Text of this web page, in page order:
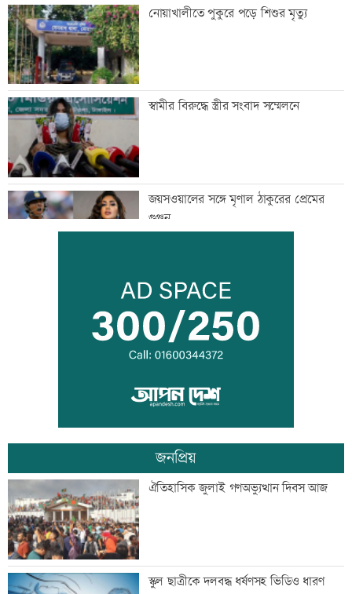
নোয়াখালীতে পুকুরে পড়ে শিশুর মৃত্যু
স্বামীর বিরুদ্ধে স্ত্রীর সংবাদ সম্মেলনে
জয়সওয়ালের সঙ্গে মৃণাল ঠাকুরের প্রেমের
গুঞ্জন
ইউএনওদের মানুষের কল্যাণে কাজ করার
আহবান প্রধানমন্ত্রীর
কালীগঞ্জে ৩ মাদকসেবীকে কারাদণ্ড
স্বেচ্ছাসেবী ফোরামের মাসব্যাপী আবৃত্তি
চিত্রাঙ্কন প্রতিযোগিতা
শাক ধুতে গিয়ে গৃহবধূর মৃত্যু
জনপ্রিয়
ঐতিহাসিক জুলাই গণঅভ্যুত্থান দিবস আজ
স্কুল ছাত্রীকে দলবদ্ধ ধর্ষণসহ ভিডিও ধারণ